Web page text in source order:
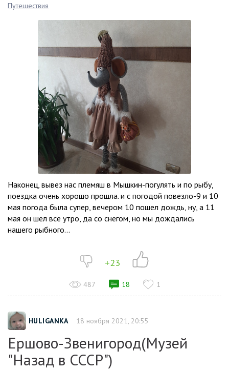
Путешествия
Наконец, вывез нас племяш в Мышкин-погулять и по рыбу,
поездка очень хорошо прошла. и с погодой повезло-9 и 10
мая погода была супер, вечером 10 пошел дождь, ну, а 11
мая он шел все утро, да со снегом, но мы дождались
нашего рыбного...
+23
487 18 1
HULIGANKA 18 ноября 2021, 20:55
Ершово-Звенигород(Музей
"Назад в СССР")